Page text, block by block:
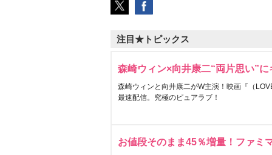
注目★トピックス
森崎ウィン×向井康二“両片思い”
森崎ウィンと向井康二がW主演！映画『（
最速配信。究極のピュアラブ！
お値段そのまま45％増量！ファミ